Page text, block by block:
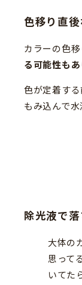
色移り直後
カラーの色移
る可能性も
色が定着す
もみ込んで
除光液で落
大体の
思って
いてた